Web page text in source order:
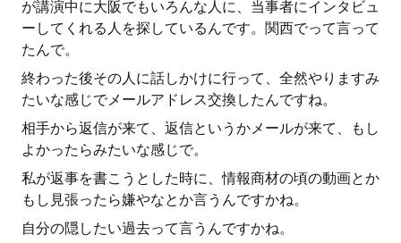
が講演中に大阪でもいろんな人に、当事者にインタビュ
ーしてくれる人を探しているんです。関西でって言って
たんで。
終わった後その人に話しかけに行って、全然やりますみ
たいな感じでメールアドレス交換したんですね。
相手から返信が来て、返信というかメールが来て、もし
よかったらみたいな感じで。
私が返事を書こうとした時に、情報商材の頃の動画とか
もし見張ったら嫌やなとか言うんですかね。
自分の隠したい過去って言うんですかね。